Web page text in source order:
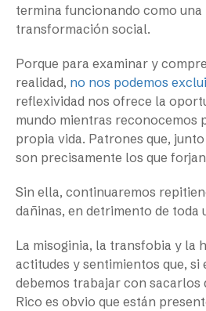
termina funcionando como una
transformación social.
Porque para examinar y
realidad, no nos podemos
reflexividad nos ofrece la
mundo mientras reconocemos
propia vida. Patrones que,
son precisamente los que
Sin ella, continuaremos
dañinas, en detrimento de toda
La misoginia, la transfobia y la
actitudes y sentimientos que, si
debemos trabajar con sacarlos
Rico es obvio que están